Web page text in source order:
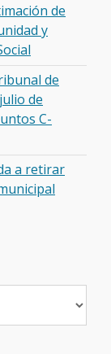
de
y
de
de
C-
a retirar